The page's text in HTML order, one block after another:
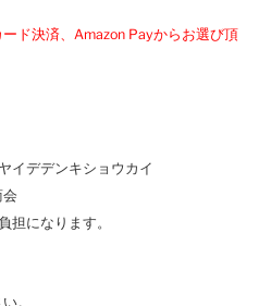
ド決済、Amazon Payからお選び頂
イデデンキショウカイ
担になります。
。